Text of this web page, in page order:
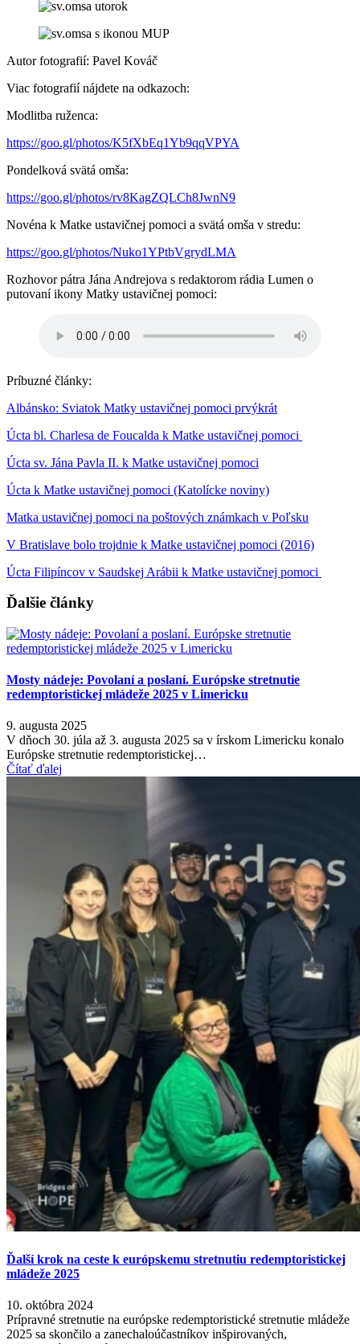
Autor fotografií: Pavel Kováč
Viac fotografií nájdete na odkazoch:
Modlitba ruženca:
https://goo.gl/photos/K5fXbEq1Yb9qqVPYA
Pondelková svätá omša:
https://goo.gl/photos/rv8KagZQLCh8JwnN9
Novéna k Matke ustavičnej pomoci a svätá omša v stredu:
https://goo.gl/photos/Nuko1YPtbVgrydLMA
Rozhovor pátra Jána Andrejova s redaktorom rádia Lumen o
putovaní ikony Matky ustavičnej pomoci:
Príbuzné články:
Albánsko: Sviatok Matky ustavičnej pomoci prvýkrát
Úcta bl. Charlesa de Foucalda k Matke ustavičnej pomoci
Úcta sv. Jána Pavla II. k Matke ustavičnej pomoci
Úcta k Matke ustavičnej pomoci (Katolícke noviny)
Matka ustavičnej pomoci na poštových známkach v Poľsku
V Bratislave bolo trojdnie k Matke ustavičnej pomoci (2016)
Úcta Filipíncov v Saudskej Arábii k Matke ustavičnej pomoci
Ďalšie články
Mosty nádeje: Povolaní a poslaní. Európske stretnutie
redemptoristickej mládeže 2025 v Limericku
9. augusta 2025
V dňoch 30. júla až 3. augusta 2025 sa v írskom Limericku konalo
Európske stretnutie redemptoristickej…
Čítať ďalej
Ďalší krok na ceste k európskemu stretnutiu redemptoristickej
mládeže 2025
10. októbra 2024
Prípravné stretnutie na európske redemptoristické stretnutie mládeže
2025 sa skončilo a zanechaloúčastníkov inšpirovaných,